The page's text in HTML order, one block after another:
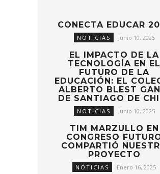
CONECTA EDUCAR
NOTICIAS Junio 10, 2025
EL IMPACTO DE LA
TECNOLOGÍA EN EL
FUTURO DE LA
EDUCACIÓN: EL
ALBERTO BLEST
DE SANTIAGO DE
NOTICIAS Junio 10, 2025
TIM MARZULLO EN
CONGRESO
COMPARTIÓ
PROYECTO
NOTICIAS Enero 16, 2025